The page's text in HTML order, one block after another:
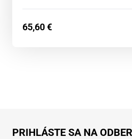
65,60€
PRIHLÁSTE SA NA